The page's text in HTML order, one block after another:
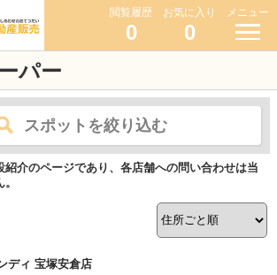
閲覧履歴
0
お気に入り
0
メニュー
パー
スポットを絞り込む
介のページであり、各店舗への問い合わせは当
ディ 宝塚安倉店